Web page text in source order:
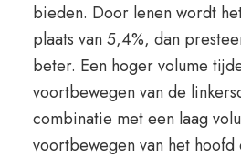
bieden. Door lenen wordt
plaats van 5,4%, dan
beter. Een hoger volume
voortbewegen van de
combinatie met een laag
voortbewegen van het